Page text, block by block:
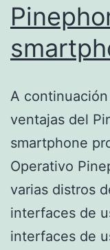
A
ventajas del
smartphone
Operativo
varias distros
interfaces de
interfaces de